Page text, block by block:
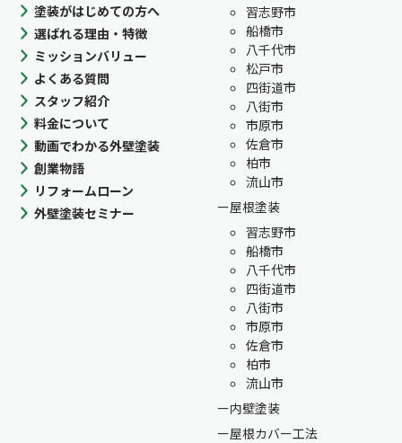
塗装がはじめての方へ
選ばれる理由・特徴
ミッションバリュー
よくある質問
スタッフ紹介
料金について
動画でわかる外壁塗装
創業物語
リフォームローン
外壁塗装セミナー
習志野市
船橋市
八千代市
松戸市
四街道市
八街市
市原市
佐倉市
柏市
流山市
屋根塗装
習志野市
船橋市
八千代市
四街道市
八街市
市原市
佐倉市
柏市
流山市
内壁塗装
屋根カバー工法